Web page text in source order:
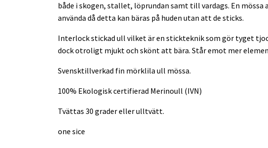
både i skogen, stallet, löprundan samt till vardags. En
använda då detta kan bäras på huden utan att de sticks.
Interlock stickad ull vilket är en stickteknik som gör tyget
dock otroligt mjukt och skönt att bära. Står emot mer
Svensktillverkad fin mörklila ull mössa.
100% Ekologisk certifierad Merinoull (IVN)
Tvättas 30 grader eller ulltvätt.
one sice